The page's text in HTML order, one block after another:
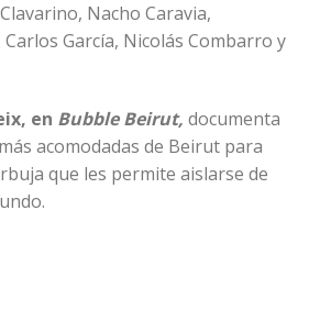
Nacho Caravia,
García, Nicolás Combarro y
en Bubble Beirut, documenta
acomodadas de Beirut para
que les permite aislarse de